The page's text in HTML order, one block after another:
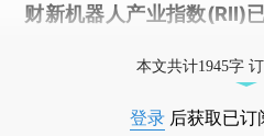
财新机器人产业指数(RII)
本文共计1945字
登录 后获取已订